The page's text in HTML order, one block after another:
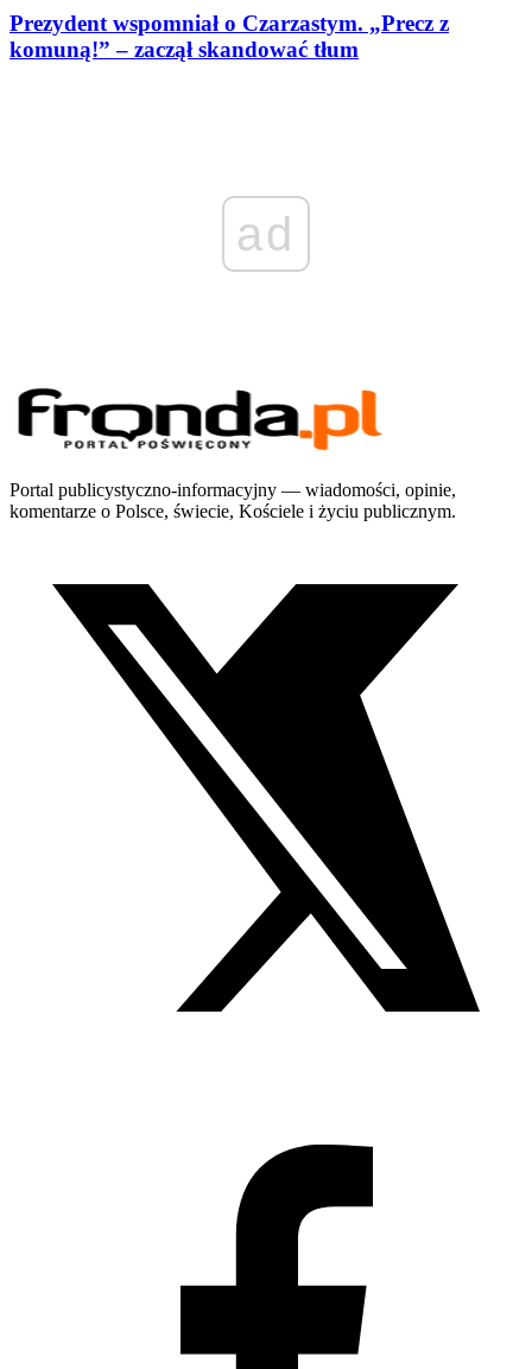
Prezydent wspomniał o Czarzastym. „Precz z
komuną!” – zaczął skandować tłum
ad
Portal publicystyczno-informacyjny — wiadomości, opinie,
komentarze o Polsce, świecie, Kościele i życiu publicznym.